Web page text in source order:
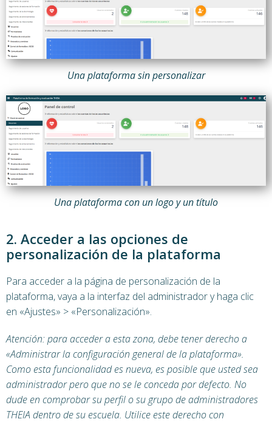
Una plataforma sin personalizar
Una plataforma con un logo y un título
2. Acceder a las opciones de
personalización de la plataforma
Para acceder a la página de personalización de la
plataforma, vaya a la interfaz del administrador y haga clic
en «Ajustes» > «Personalización».
Atención: para acceder a esta zona, debe tener derecho a
«Administrar la configuración general de la plataforma».
Como esta funcionalidad es nueva, es posible que usted sea
administrador pero que no se le conceda por defecto. No
dude en comprobar su perfil o su grupo de administradores
THEIA dentro de su escuela. Utilice este derecho con